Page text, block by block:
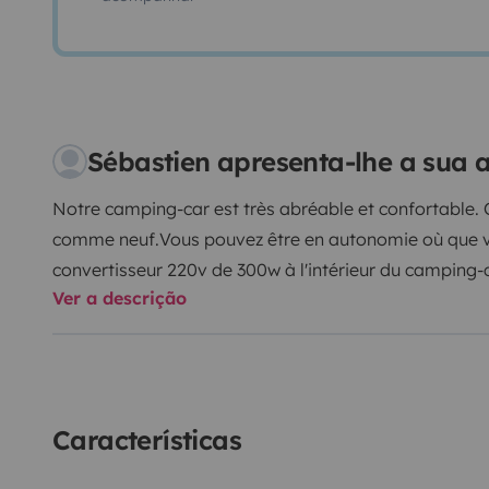
Sébastien apresenta-lhe a sua
Notre camping-car est très abréable et confortable.
comme neuf.Vous pouvez être en autonomie où que
convertisseur 220v de 300w à l'intérieur du
permet de recharger la batterie. Il a la climatisation
informe également que notre camping-car ne
Ver a descrição
Características